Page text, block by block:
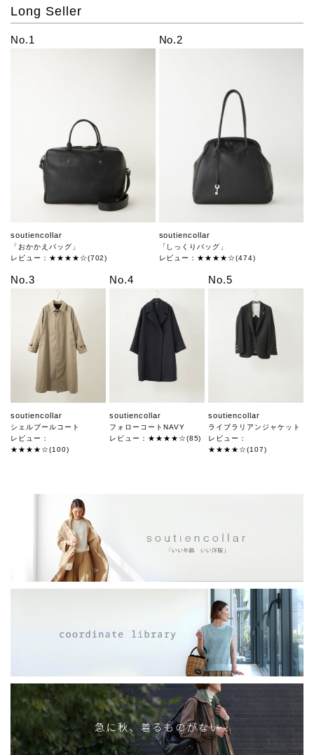
Long Seller
No.1
soutiencollar
「おかかえバッグ」
レビュー：★★★★☆(702)
No.2
soutiencollar
「しっくりバッグ」
レビュー：★★★★☆(474)
No.3
soutiencollar
シェルブールコート
レビュー：
★★★★☆(100)
No.4
soutiencollar
フォローコートNAVY
レビュー：★★★★☆(85)
No.5
soutiencollar
ライブラリアンジャケット
レビュー：
★★★★☆(107)